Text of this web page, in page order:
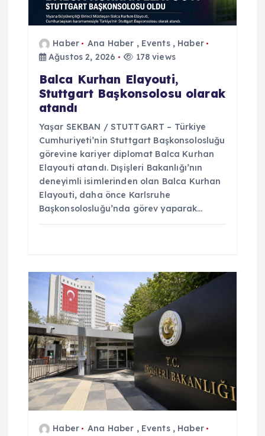
Haber Ana Haber , Events, Haber
Ağustos 2, 2026
178 views
Balca Kurhan Elayouti,
Stuttgart Başkonsolosu olarak
atandı
Yaşar SEKBAN / STUTTGART – Türkiye
Cumhuriyeti’nin Stuttgart Başkonsolosluğu
görevine kariyer diplomat Balca Kurhan
Elayouti atandı. Dışişleri Bakanlığı’nın
deneyimli isimlerinden olan Balca Kurhan
Elayouti, daha önce Karlsruhe
Başkonsolosluğu’nda görev yaparak…
Haber Ana Haber , Events, Haber